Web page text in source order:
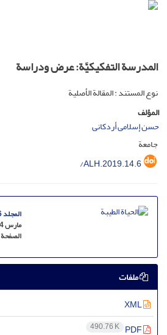
المدرسة التفکیکیَّة: عرض ودراسة
نوع المستند : المقالة الأصلية
المؤلف
حسن إسلامی أردکانی
جامعة
/ALH.2019.14.6
المجلد 6، العدد 14
مارس 2004
الصفحة
ملفات
490.76 K